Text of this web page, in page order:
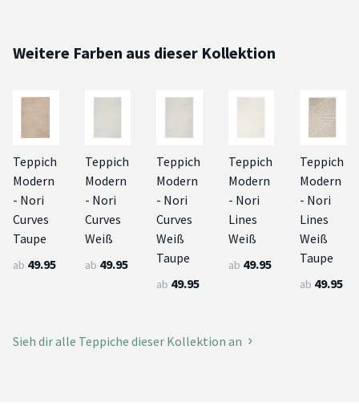
Weitere Farben aus dieser Kollektion
Teppich
Modern
- Nori
Curves
Taupe
ab 49.95
Teppich
Modern
- Nori
Curves
Weiß
ab 49.95
Teppich
Modern
- Nori
Curves
Weiß
Taupe
ab 49.95
Teppich
Modern
- Nori
Lines
Weiß
ab 49.95
Teppich
Modern
- Nori
Lines
Weiß
Taupe
ab 49.95
Sieh dir alle Teppiche dieser Kollektion an